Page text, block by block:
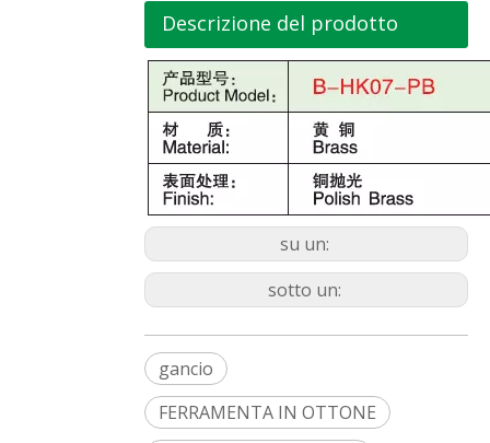
Descrizione del prodotto
su un:
sotto un:
gancio
FERRAMENTA IN OTTONE